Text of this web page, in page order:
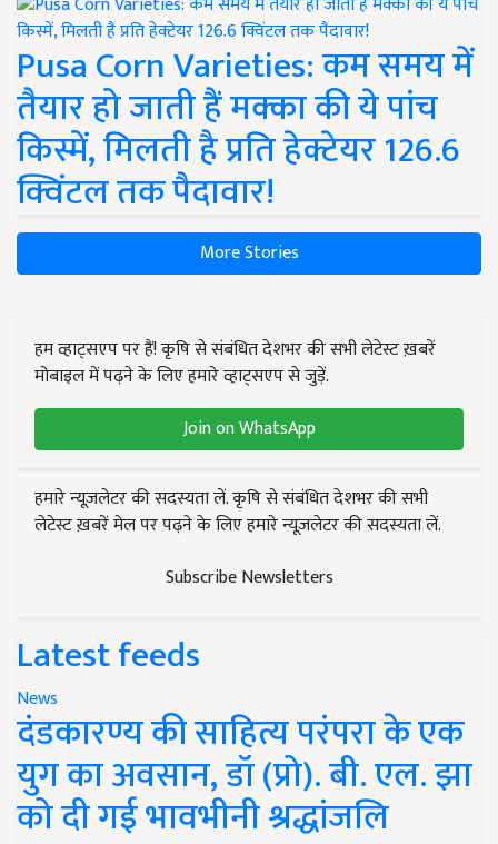
Pusa Corn Varieties: कम समय में
तैयार हो जाती हैं मक्का की ये पांच
किस्में, मिलती है प्रति हेक्टेयर 126.6
क्विंटल तक पैदावार!
More Stories
हम व्हाट्सएप पर हैं! कृषि से संबंधित देशभर की सभी लेटेस्ट ख़बरें
मोबाइल में पढ़ने के लिए हमारे व्हाट्सएप से जुड़ें.
Join on WhatsApp
हमारे न्यूज़लेटर की सदस्यता लें. कृषि से संबंधित देशभर की सभी
लेटेस्ट ख़बरें मेल पर पढ़ने के लिए हमारे न्यूज़लेटर की सदस्यता लें.
Subscribe Newsletters
Latest feeds
News
दंडकारण्य की साहित्य परंपरा के एक
युग का अवसान, डॉ (प्रो). बी. एल. झा
को दी गई भावभीनी श्रद्धांजलि